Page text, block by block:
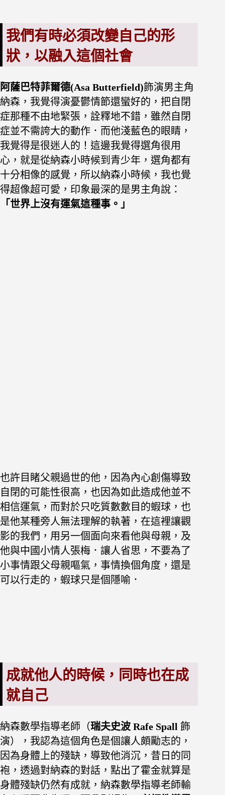
我們有時必須改變自己的形
狀，以融入這個社會
阿薩巴特菲爾德(Asa Butterfield)飾演男主角
納森，我覺得演憂鬱情節還蠻好的，把自閉
症那種不由地緊張，詮釋地不錯，雖然自閉
症並不需誇大的動作．而他淺藍色的眼睛，
我覺得是很迷人的！這邊我覺得選角很用
心，就是從納森小時候到青少年，選角都有
十分相像的感覺，所以納森小時候，我也覺
得超像超可愛， 印象最深的是男主角說：
「世界上沒有運氣這種事。」
也許目睹父親過世的他，因為內心創傷導致
自閉的可能性很高，也因為如此造成他並不
相信運氣，而對於只吃質數數目的蝦球，也
是他某種旁人無法理解的執著，在這裡讓觀
影的我們，用另一個面向來看他與母親，及
他與中國小情人張梅． 讓人省思，不要為了
小事情跟父母親嘔氣，事情換個角度，還是
可以行走的，蝦球只是個隱喻．
成就他人的時候，同時也在成
就自己
納森數學指導老師（瑞夫史波 Rafe Spall 飾
演），我認為這個角色是個讓人頗勵志的，
因為身體上的殘缺，導致他消沉，昔日的同
袍，透過對納森的對話，點出了霍金就算是
身體殘缺仍然有成就，納森數學指導老師輸